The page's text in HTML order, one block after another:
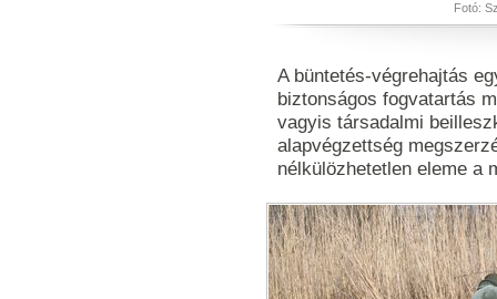
Fotó:
A büntetés-végrehajtás
biztonságos fogvatartás
vagyis társadalmi
alapvégzettség
nélkülözhetetlen eleme a